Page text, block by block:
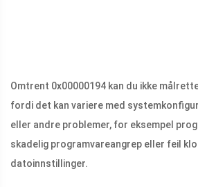
Omtrent 0x00000194 kan du ikke
fordi det kan variere med
eller andre problemer, for eksempel
skadelig programvareangrep eller feil
datoinnstillinger.